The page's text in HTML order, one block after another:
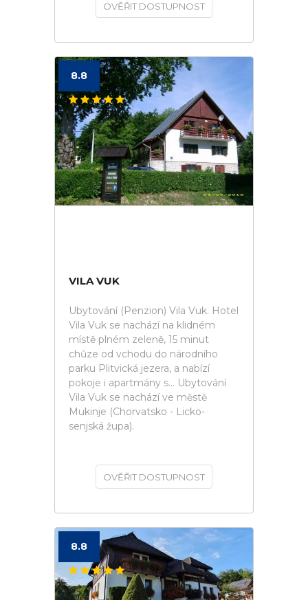
OVĚŘIT DOSTUPNOST
8.8
VILA VUK
Ubytování (Penzion) Vila Vuk. Hotel
Vila Vuk se nachází na klidném
místě plném zeleně, 15 minut
chůze od vchodu do národního
parku Plitvická jezera, a nabízí
pokoje i apartmány s... Ubytování
Vila Vuk se nachází ve městě
Mukinje (Chorvatsko - Licko-
senjská župa).
OVĚŘIT DOSTUPNOST
8.8